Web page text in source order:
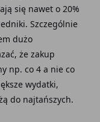
się nawet o 20%
Szczególnie
dużo
że zakup
np. co 4 a nie co
wydatki,
do najtańszych.